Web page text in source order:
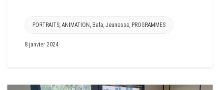
PORTRAITS ANIMATION Bafa Jeunesse PROGRAMMES
8 janvier 2024